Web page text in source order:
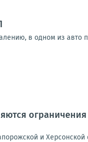
в одном из авто
и